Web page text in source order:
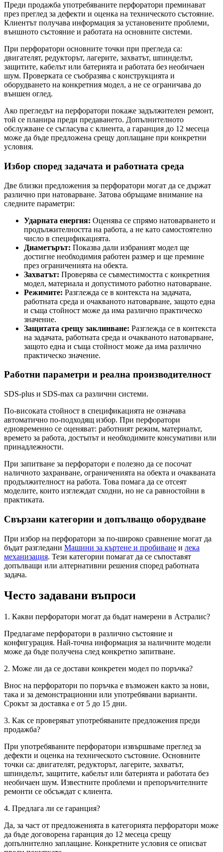
Преди продажба употребяваните перфоратори преминават
през преглед за дефекти и оценка на техническото състояние.
Клиентът получава информация за установените проблеми,
външното състояние и работата на основните системи.
При перфоратори основните точки при прегледа са:
двигателят, редукторът, лагерите, захватът, шпинделът,
защитите, кабелът или батерията и работата без необичаен
шум. Проверката се съобразява с конструкцията и
оборудването на конкретния модел, а не се ограничава до
външен оглед.
Ако прегледът на перфоратори покаже задължителен ремонт,
той се планира преди предаването. Допълнителното
обслужване се съгласува с клиента, а гаранция до 12 месеца
може да бъде предложена срещу доплащане при конкретни
условия.
Избор според задачата и работната среда
Две близки предложения за перфоратори могат да се държат
различно при натоварване. Затова обръщаме внимание на
следните параметри:
Ударната енергия: Оценява се спрямо натоварването и
продължителността на работа, а не като самостоятелно
число в спецификацията.
Диаметърът: Показва дали избраният модел ще
достигне необходимия работен размер и ще премине
през ограниченията на обекта.
Захватът: Проверява се съвместимостта с конкретния
модел, материала и допустимото работно натоварване.
Режимите: Разглежда се в контекста на задачата,
работната среда и очакваното натоварване, защото една
и съща стойност може да има различно практическо
значение.
Защитата срещу заклинване: Разглежда се в контекста
на задачата, работната среда и очакваното натоварване,
защото една и съща стойност може да има различно
практическо значение.
Работни параметри и реална производителност
SDS-plus и SDS-max са различни системи.
По-високата стойност в спецификацията не означава
автоматично по-подходящ избор. При перфоратори
едновременно се оценяват: работният режим, материалът,
времето за работа, достъпът и необходимите консумативи или
принадлежности.
При запитване за перфоратори е полезно да се посочат
наличното захранване, ограниченията на обекта и очакваната
продължителност на работа. Това помага да се отсеят
моделите, които изглеждат сходни, но не са равностойни в
практиката.
Свързани категории и допълващо оборудване
При избор на перфоратори за по-широко сравнение могат да
бъдат разгледани Машини за къртене и пробиване и лека
механизация. Тези категории помагат да се съпоставят
допълващи или алтернативни решения според работната
задача.
Често задавани въпроси
1. Какви перфоратори могат да бъдат намерени в Астралис?
Предлагаме перфоратори в различно състояние и
конфигурация. Най-точна информация за наличните модели
може да бъде получена след конкретно запитване.
2. Може ли да се достави конкретен модел по поръчка?
Внос на перфоратори по поръчка е възможен както за нови,
така и за демонстрационни или употребявани варианти.
Срокът за доставка е от 5 до 15 дни.
3. Как се проверяват употребяваните предложения преди
продажба?
При употребяваните перфоратори извършваме преглед за
дефекти и оценка на техническото състояние. Основните
точки са: двигателят, редукторът, лагерите, захватът,
шпинделът, защитите, кабелът или батерията и работата без
необичаен шум. Известните проблеми и препоръчителните
ремонти се обсъждат с клиента.
4. Предлага ли се гаранция?
Да, за част от предложенията в категорията перфоратори може
да бъде договорена гаранция до 12 месеца срещу
допълнително заплащане. Конкретните условия се описват